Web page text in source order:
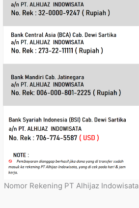
Nomor Rekening PT Alhijaz Indowisata